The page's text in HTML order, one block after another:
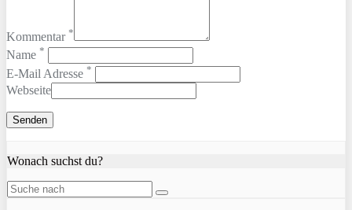
Kommentar *
Name *
E-Mail Adresse *
Webseite
Wonach suchst du?